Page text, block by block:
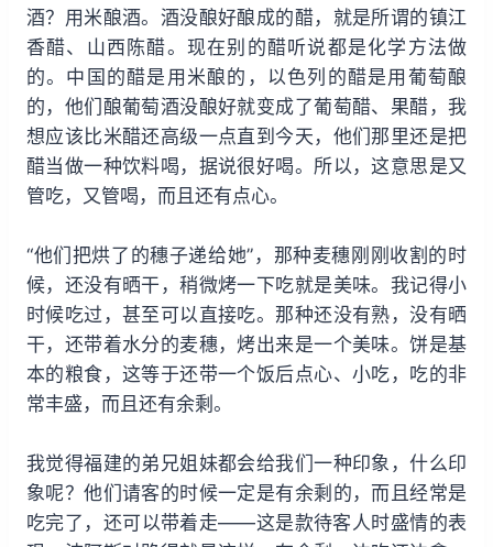
酒？用米酿酒。酒没酿好酿成的醋，就是所谓的镇江
香醋、山西陈醋。现在别的醋听说都是化学方法做
的。中国的醋是用米酿的，以色列的醋是用葡萄酿
的，他们酿葡萄酒没酿好就变成了葡萄醋、果醋，我
想应该比米醋还高级一点直到今天，他们那里还是把
醋当做一种饮料喝，据说很好喝。所以，这意思是又
管吃，又管喝，而且还有点心。
“他们把烘了的穗子递给她”，那种麦穗刚刚收割的时
候，还没有晒干，稍微烤一下吃就是美味。我记得小
时候吃过，甚至可以直接吃。那种还没有熟，没有晒
干，还带着水分的麦穗，烤出来是一个美味。饼是基
本的粮食，这等于还带一个饭后点心、小吃，吃的非
常丰盛，而且还有余剩。
我觉得福建的弟兄姐妹都会给我们一种印象，什么印
象呢？他们请客的时候一定是有余剩的，而且经常是
吃完了，还可以带着走——这是款待客人时盛情的表